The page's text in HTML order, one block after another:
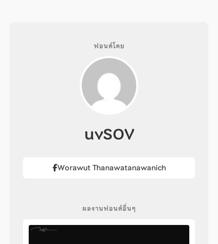
ฟอนต์โดย
uvSOV
Worawut Thanawatanawanich
ผลงานฟอนต์อื่นๆ